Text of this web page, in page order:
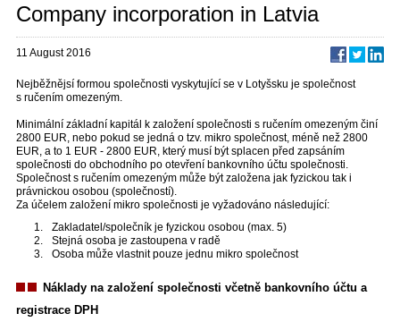
Company incorporation in Latvia
11 August 2016
Nejběžnějsí formou společnosti vyskytující se v Lotyšsku je společnost
s ručením omezeným.
Minimální základní kapitál k založení společnosti s ručením omezeným činí
2800 EUR, nebo pokud se jedná o tzv. mikro společnost, méně než 2800
EUR, a to 1 EUR - 2800 EUR, který musí být splacen před zapsáním
společnosti do obchodního po otevření bankovního účtu společnosti.
Společnost s ručením omezeným může být založena jak fyzickou tak i
právnickou osobou (společností).
Za účelem založení mikro společnosti je vyžadováno následující:
Zakladatel/společník je fyzickou osobou (max. 5)
Stejná osoba je zastoupena v radě
Osoba může vlastnit pouze jednu mikro společnost
Náklady na založení společnosti včetně bankovního účtu a
registrace DPH